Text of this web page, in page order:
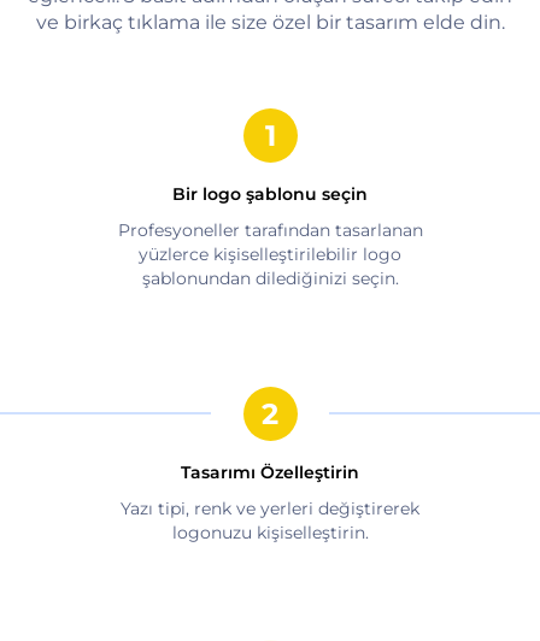
ve birkaç tıklama ile size özel bir tasarım elde din.
Bir logo şablonu seçin
Profesyoneller tarafından tasarlanan
yüzlerce kişiselleştirilebilir logo
şablonundan dilediğinizi seçin.
Tasarımı Özelleştirin
Yazı tipi, renk ve yerleri değiştirerek
logonuzu kişiselleştirin.